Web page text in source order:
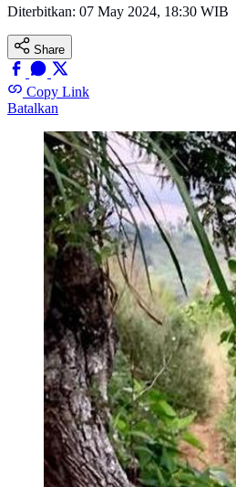
Diterbitkan: 07 May 2024, 18:30 WIB
Share
Copy Link
Batalkan